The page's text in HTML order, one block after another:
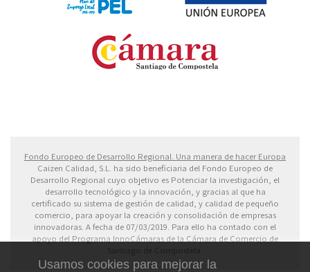
Usamos cookies para mejorar la
Fondo Europeo de Desarrollo Regional. Una manera de hacer Europa
Caizen Calidad, S.L. ha sido beneficiaria del Fondo Europeo de
Desarrollo Regional cuyo objetivo es Potenciar la investigación, el
desarrollo tecnológico y la innovación, y gracias al que ha
certificado su sistema de gestión de calidad, y calidad de pequeño
comercio, para apoyar la creación y consolidación de empresas
innovadoras. A fecha de 07/03/2019. Para ello ha contado con el
apoyo del Programa InnoCámaras de la Cámara de Comercio de